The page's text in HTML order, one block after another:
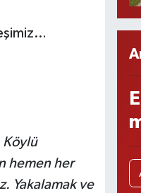
Köylü
hemen her
Yakalamak ve